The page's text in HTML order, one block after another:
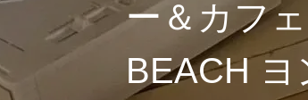
ー＆カフ
BEACH